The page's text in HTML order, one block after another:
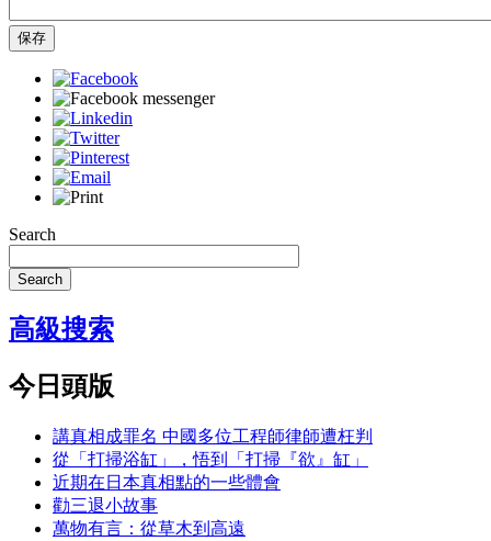
保存
Search
Search
高級搜索
今日頭版
講真相成罪名 中國多位工程師律師遭枉判
從「打掃浴缸」，悟到「打掃『欲』缸」
近期在日本真相點的一些體會
勸三退小故事
萬物有言：從草木到高遠